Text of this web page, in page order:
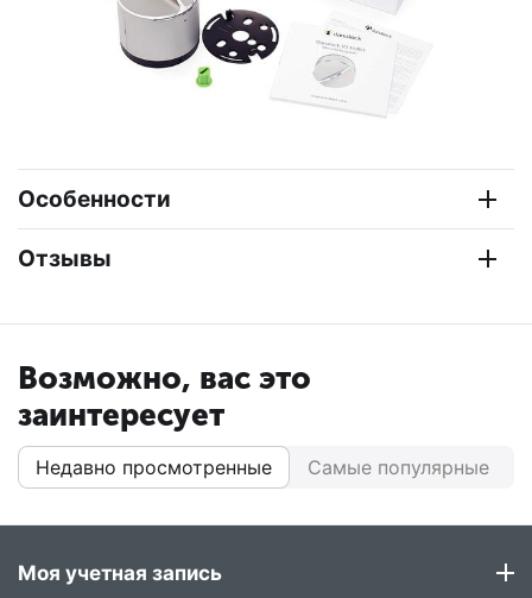
Особенности
Отзывы
Возможно, вас это
заинтересует
Недавно просмотренные Самые популярные
Моя учетная запись